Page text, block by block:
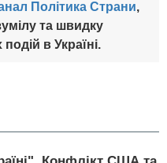
Політика Страни,
та швидку
в Україні.